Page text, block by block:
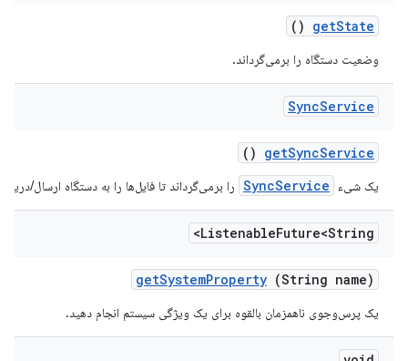
getState
()
وضعیت دستگاه را برمی‌گرداند.
SyncService
getSyncService
()
یک شیء SyncService را برمی‌گرداند تا فایل‌ها را به دستگاه ارسال/
ListenableFuture<String>
getSystemProperty (String name)
یک پرس‌وجوی ناهمزمان بالقوه برای یک ویژگی سیستم انجام دهید.